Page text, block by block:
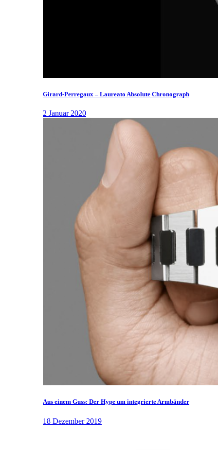
Girard-Perregaux – Laureato Absolute Chronograph
2 Januar 2020
Aus einem Guss: Der Hype um integrierte Armbänder
18 Dezember 2019